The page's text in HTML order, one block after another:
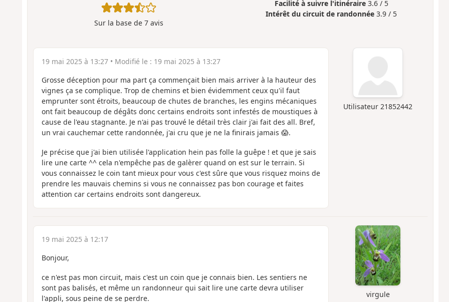
Sur la base de 7avis
Facilité à suivre l'itinéraire 3.6 / 5
Intérêt du circuit de randonnée 3.9 / 5
Utilisateur 21852442
19 mai 2025 à 13:27• Modifié le : 19 mai 2025 à 13:27
Grosse déception pour ma part ça commençait bien mais arriver à la hauteur des
vignes ça se complique. Trop de chemins et bien évidemment ceux qu'il faut
emprunter sont étroits, beaucoup de chutes de branches, les engins mécaniques
ont fait beaucoup de dégâts donc certains endroits sont infestés de moustiques à
cause de l'eau stagnante. Je n'ai pas trouvé le détail très clair j'ai fait des all. Bref,
un vrai cauchemar cette randonnée, j'ai cru que je ne la finirais jamais 😱.
Je précise que j'ai bien utilisée l'application hein pas folle la guêpe ! et que je sais
lire une carte ^^ cela n'empêche pas de galèrer quand on est sur le terrain. Si
vous connaissez le coin tant mieux pour vous c'est sûre que vous risquez moins de
prendre les mauvais chemins si vous ne connaissez pas bon courage et faites
attention car certains endroits sont dangereux.
virgule
19 mai 2025 à 12:17
Bonjour,
ce n'est pas mon circuit, mais c'est un coin que je connais bien. Les sentiers ne
sont pas balisés, et même un randonneur qui sait lire une carte devra utiliser
l'appli, sous peine de se perdre.